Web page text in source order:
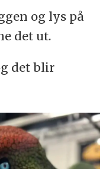
og lys på
det ut.
det blir